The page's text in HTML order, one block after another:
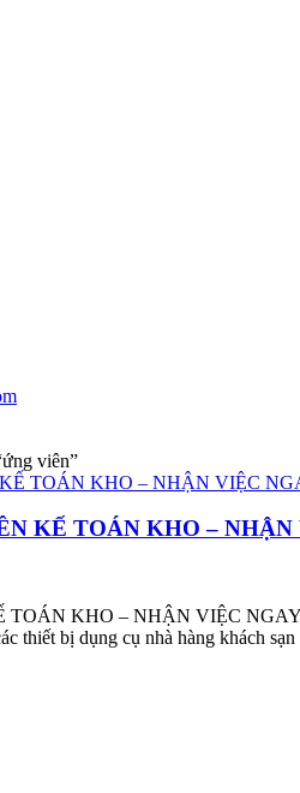
viên”
KẾ TOÁN KHO – NHẬN
KHO – NHẬN VIỆC
thiết bị dụng cụ nhà hàng khách